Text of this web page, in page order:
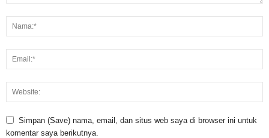
Simpan (Save) nama, email, dan situs web saya di browser ini untuk
komentar saya berikutnya.